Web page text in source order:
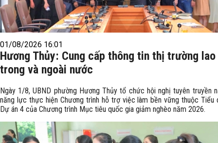
01/08/2026 16:01
Hương Thủy: Cung cấp thông tin thị trường
trong và ngoài nước
Ngày 1/8, UBND phường Hương Thủy tổ chức hội nghị tuyên truyền
năng lực thực hiện Chương trình hỗ trợ việc làm bền vững thuộc Tiểu
Dự án 4 của Chương trình Mục tiêu quốc gia giảm nghèo năm 2026.